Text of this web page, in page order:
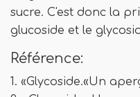
sucre. C'est donc la
glucoside et le
Référence:
1. «Glycoside.«Un